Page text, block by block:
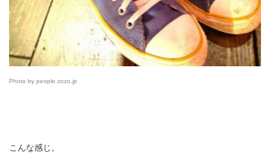
Photo by people.zozo.jp
こんな感じ。